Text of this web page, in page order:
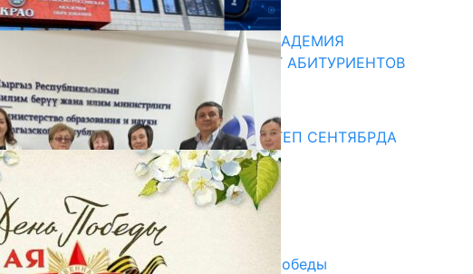
13.07.2026
КЫРГЫЗКО-РОССИЙСКАЯ АКАДЕМИЯ
ОБРАЗОВАНИЯ ПРИГЛАШАЕТ АБИТУРИЕНТОВ
10.07.2026
Медиа
СУЗАКТА 750 ОРУНДУУ МЕКТЕП СЕНТЯБРДА
ПАЙДАЛАНУУГА БЕРИЛЕТ
07.08.2025
Улуу Жеңиштин жандуу сөзү
29.04.2025
Награды в преддверии Дня Победы